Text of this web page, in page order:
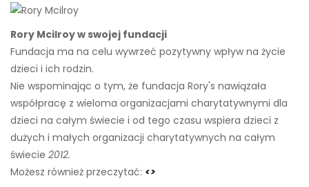
Rory Mcilroy w swojej fundacji
Fundacja ma na celu wywrzeć pozytywny wpływ na życie
dzieci i ich rodzin.
Nie wspominając o tym, że fundacja Rory's nawiązała
współpracę z wieloma organizacjami charytatywnymi dla
dzieci na całym świecie i od tego czasu wspiera dzieci z
dużych i małych organizacji charytatywnych na całym
świecie 2012.
Możesz również przeczytać: <>